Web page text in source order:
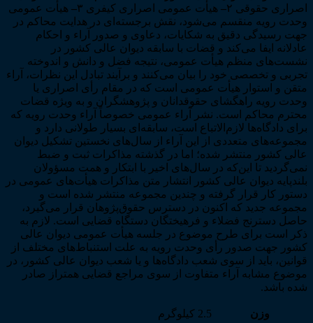
اصراری حقوقی ۲
– هیأت عمومی اصراری کیفری ۳ – هیأت عمومی
وحدت رویه منقسم می‌شود، نقش برجسته‌ای در هدایت محاکم در
جهت رسیدگی دقیق به شکایات، دعاوی و صدور آراء و احکام
عادلانه ایفا می‌کند و قضات با سابقه دیوان عالی کشور در
نشست‌های منظم هیأت عمومی، نتیجه فضل و دانش و اندوخته
تجربی و تخصصی خود را بیان می‌کنند و برآیند تبادل این نظرات، آراء
متقن و استوار هیأت عمومی است که در مقام رأی اصراری یا
وحدت رویه راهگشای حقوقدانان و پژوهشگران و به ویژه قضات
محترم محاکم است. نشر آراء عمومی خصوصاً آراء وحدت رویه که
برای دادگاه‌ها لازم‌الاتباع است، سابقه‌ای بسیار طولانی دارد و
مجموعه‌های متعددی از این آراء از سال‌های نخستین تشکیل دیوان
عالی کشور منتشر شده؛ اما در گذشته مذاکرات ثبت و ضبط
نمی‌گردید تا این‌که در سال‌های اخیر با ابتکار و همت مسؤولان
بلندپایه دیوان عالی کشور انتشار متن مذاکرات هیأت‌های عمومی در
دستور کار قرار گرفته و چندین مجموعه منتشر شده است و
مجموعه جدید که اکنون در دسترس حقوق‌پژوهان قرار می‌گیرد،
حاصل دسترنج فضلاء و فرهیختگان دستگاه قضایی است. لازم به
ذکر است برای طرح موضوع در جلسه هیأت عمومی دیوان عالی
کشور جهت صدور رأی وحدت رویه به علت استنباط‌های مختلف از
قوانین، باید از سوی شعب دادگاه‌ها و یا شعب دیوان عالی کشور، در
موضوع مشابه آراء متفاوت از سوی مراجع قضایی همتراز صادر
شده باشد.
وزن
2.5 کیلوگرم